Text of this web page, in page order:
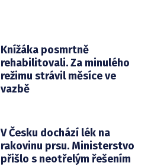
Knížáka posmrtně
rehabilitovali. Za minulého
režimu strávil měsíce ve
vazbě
V Česku dochází lék na
rakovinu prsu. Ministerstvo
přišlo s neotřelým řešením